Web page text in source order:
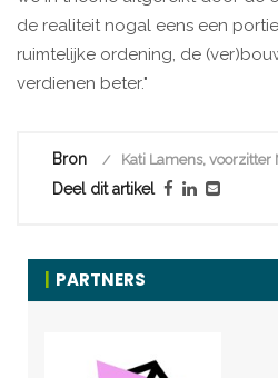
de realiteit nogal eens een
ruimtelijke ordening, de
verdienen beter."
Bron Kati Lamens, voorzitter
Deel dit artikel
PARTNERS